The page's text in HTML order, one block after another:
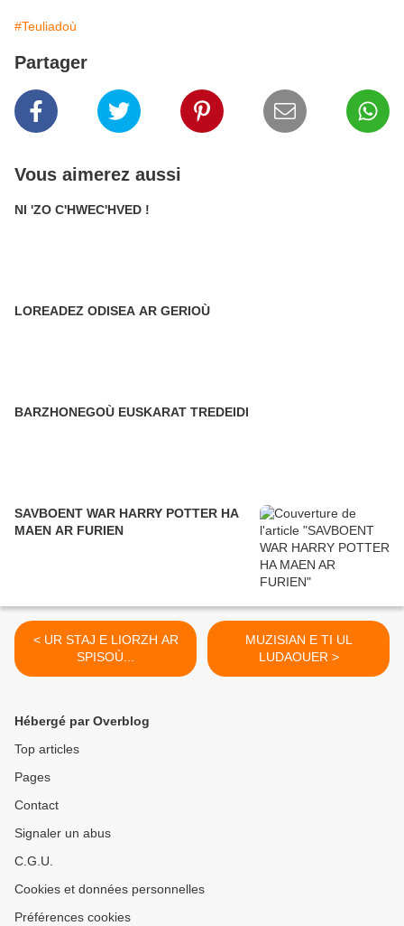
#Teuliadoù
Partager
Vous aimerez aussi
NI 'ZO C'HWEC'HVED !
LOREADEZ ODISEA AR GERIOÙ
BARZHONEGOÙ EUSKARAT TREDEIDI
SAVBOENT WAR HARRY POTTER HA
MAEN AR FURIEN
< UR STAJ E LIORZH AR
SPISOÙ...
MUZISIAN E TI UL
LUDAOUER >
Hébergé par Overblog
Top articles
Pages
Contact
Signaler un abus
C.G.U.
Cookies et données personnelles
Préférences cookies